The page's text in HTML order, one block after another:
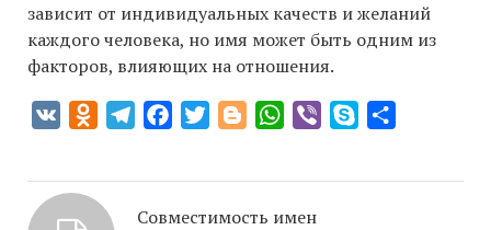
зависит от индивидуальных качеств и желаний
каждого человека, но имя может быть одним из
факторов, влияющих на отношения.
VK Odnoklassniki
TelegramFacebookTwitterBloggerWhatsApp
Viber Skype
Совместимость имен